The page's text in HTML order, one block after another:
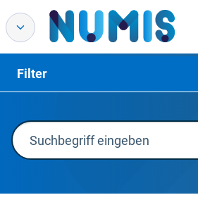
Filter